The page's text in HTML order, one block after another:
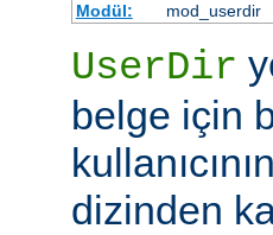
Modül:
mod_userdir
UserDir
belge için
dizinden